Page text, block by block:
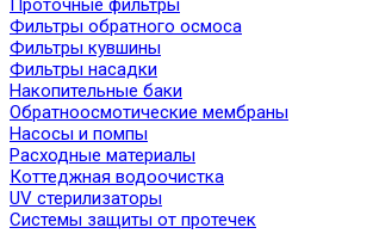
Проточные фильтры
Фильтры обратного осмоса
Фильтры кувшины
Фильтры насадки
Накопительные баки
Обратноосмотические мембраны
Насосы и помпы
Расходные материалы
Коттеджная водоочистка
UV стерилизаторы
Системы защиты от протечек